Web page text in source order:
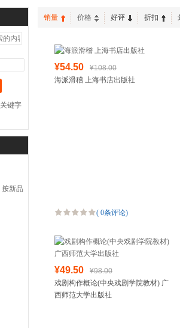
关键字
按新品
销量 价格 好评 折扣
¥54.50
¥108.00
海派滑稽 上海书店出版社
( 0条评论)
¥49.50
¥98.00
戏剧构作概论(中央戏剧学院教材) 广
西师范大学出版社